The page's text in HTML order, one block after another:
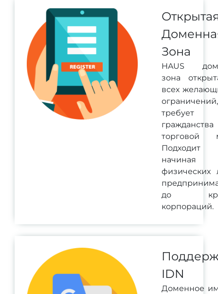
Зона
HAUS
зона
всех
требует
торговой
Подходит
до
корпораций.
IDN
Доменное